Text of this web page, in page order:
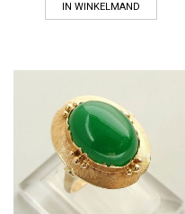
IN WINKELMAND